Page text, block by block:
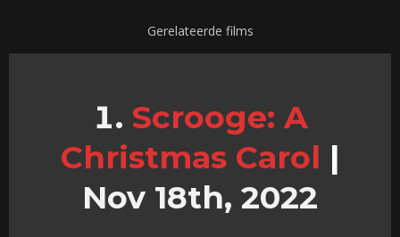
Gerelateerde films
Scrooge: A
Christmas Carol |
Nov 18th, 2022